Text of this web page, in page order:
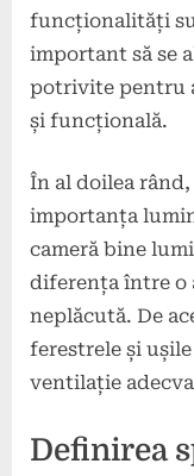
funcționalități
important să se
potrivite pentru
și funcțională.
În al doilea
importanța
cameră bine
diferența între o
neplăcută. De
ferestrele și
ventilație
Definirea